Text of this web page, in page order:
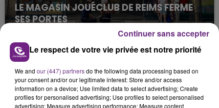
LE MAGASIN JOUÉCLUB DE REIMS FERME
SES PORTES
C'était l'une des institutions du centre-ville
rémois. Le magasin JouéClub est contraint de
fermer ses portes.
TITRES DIFFUSÉS
0h00
0h00 23h56
23h56
Le respect de votre vie privée est notre priorité
We and our (447) partnersdo the following data processing based on
your consent and/or our legitimate interest: Store and/or access
information on a device; Use limited data to select advertising; Create
profiles for personalised advertising; Use profiles to select personalised
advertising; Measure advertising performance; Measure content
Continuer sans accepter